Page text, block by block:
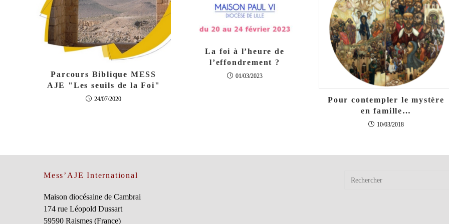
Parcours Biblique MESS
AJE "Les seuils de la Foi"
24/07/2020
La foi à l’heure de
l’effondrement ?
01/03/2023
Pour contempler le mystère
en famille…
10/03/2018
Mess’AJE International
Maison diocésaine de Cambrai
174 rue Léopold Dussart
59590 Raismes (France)